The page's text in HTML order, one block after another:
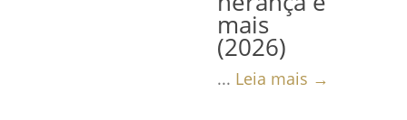
mais
(2026)
... Leia mais →